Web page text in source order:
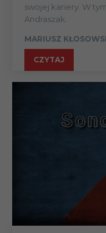
swojej kariery. W
Andraszak.
MARIUSZ
CZYTAJ